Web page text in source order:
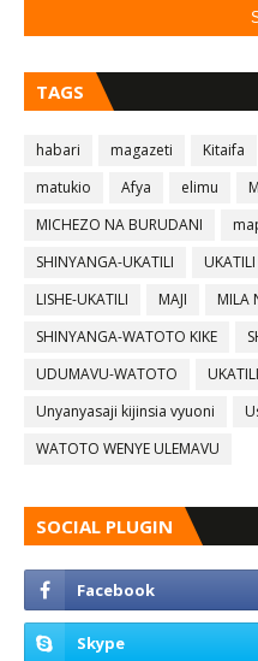
TAGS
habari magazeti Kitaifa
matukio
Afya elimu
MICHEZO NA BURUDANI
SHINYANGA-UKATILI
UKATILI
LISHE-UKATILI
MAJI
MILA
SHINYANGA-WATOTO KIKE
UDUMAVU-WATOTO
Unyanyasaji kijinsia vyuoni
WATOTO WENYE ULEMAVU
SOCIAL PLUGIN